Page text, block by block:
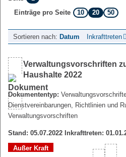
Einträge pro Seite
10 20 50
Sortieren nach: Datum Inkrafttreten
Verwaltungsvorschriften
Haushalte 2022
Dokumententyp:
Dienstvereinbarungen, Richtlinien und
Verwaltungsvorschriften
Stand: 05.07.2022 Inkrafttreten:
Außer Kraft